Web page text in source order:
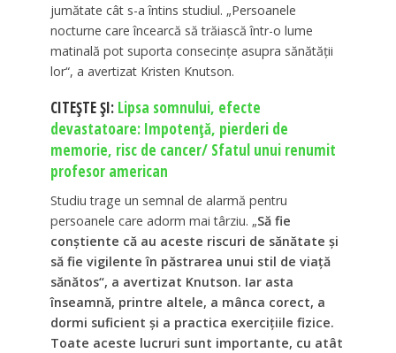
jumătate cât s-a întins studiul. „Persoanele
nocturne care încearcă să trăiască într-o lume
matinală pot suporta consecinţe asupra sănătăţii
lor“, a avertizat Kristen Knutson.
CITEȘTE ȘI: Lipsa somnului, efecte
devastatoare: Impotenţă, pierderi de
memorie, risc de cancer/ Sfatul unui renumit
profesor american
Studiu trage un semnal de alarmă pentru
persoanele care adorm mai târziu. „Să fie
conştiente că au aceste riscuri de sănătate şi
să fie vigilente în păstrarea unui stil de viaţă
sănătos“, a avertizat Knutson. Iar asta
înseamnă, printre altele, a mânca corect, a
dormi suficient şi a practica exerciţiile fizice.
Toate aceste lucruri sunt importante, cu atât